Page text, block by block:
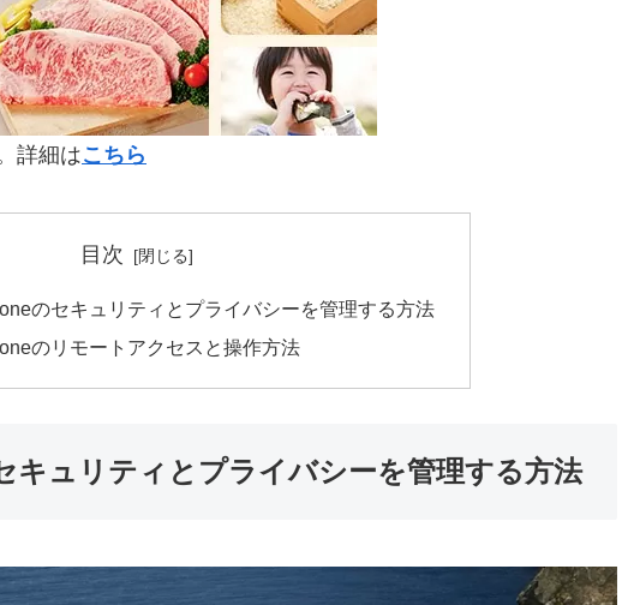
詳細はこちら
目次
のセキュリティとプライバシーを管理する方法
のリモートアクセスと操作方法
キュリティとプライバシーを管理する方法